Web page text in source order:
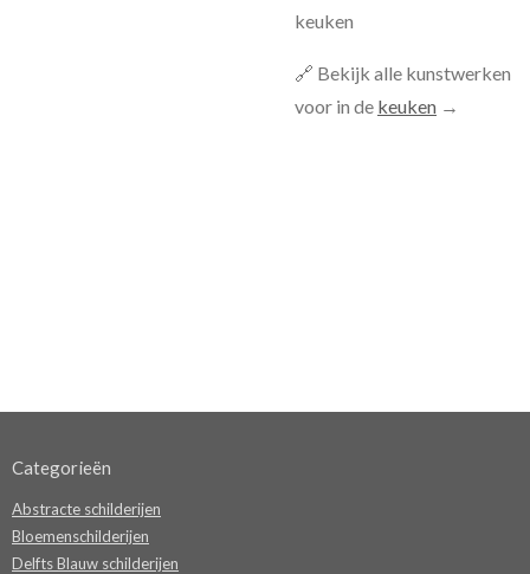
keuken
🔗 Bekijk alle kunstwerken
voor in de keuken →
Categorieën
Abstracte schilderijen
Bloemenschilderijen
Delfts Blauw schilderijen